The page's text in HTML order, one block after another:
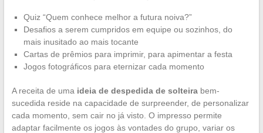
Quiz “Quem conhece melhor a futura noiva?”
Desafios a serem cumpridos em equipe ou sozinhos, do
mais inusitado ao mais tocante
Cartas de prêmios para imprimir, para apimentar a festa
Jogos fotográficos para eternizar cada momento
A receita de uma ideia de despedida de solteirabem-
sucedida reside na capacidade de surpreender, de personalizar
cada momento, sem cair no já visto. O impresso permite
adaptar facilmente os jogos às vontades do grupo, variar os